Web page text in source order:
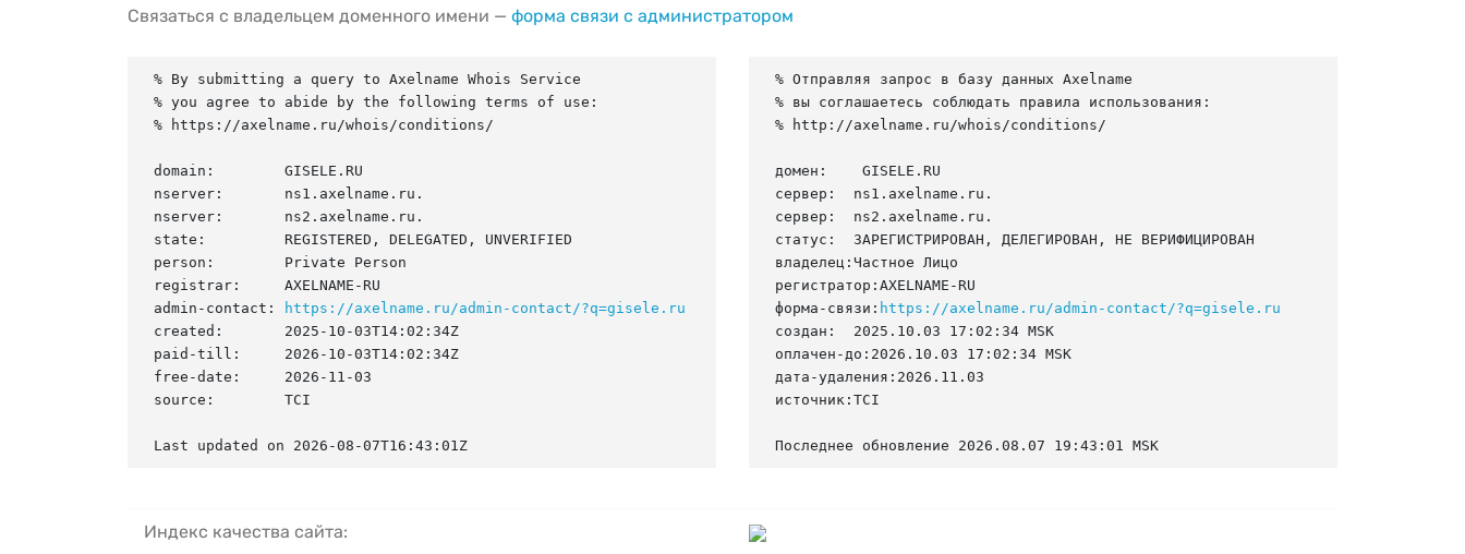
Связаться с владельцем доменного имени — форма связи с администратором
% By submitting a query to Axelname Whois Service
% you agree to abide by the following terms of use:
% https://axelname.ru/whois/conditions/
domain:        GISELE.RU
nserver:       ns1.axelname.ru.
nserver:       ns2.axelname.ru.
state:         REGISTERED, DELEGATED, UNVERIFIED
person:        Private Person
registrar:     AXELNAME-RU
admin-contact:
https://axelname.ru/admin-contact/?q=gisele.ru
created:       2025-10-03T14:02:34Z
paid-till:     2026-10-03T14:02:34Z
free-date:     2026-11-03
source:        TCI
Last updated on 2026-08-07T16:43:01Z
% Отправляя запрос в базу данных Axelname
% вы соглашаетесь соблюдать правила использования:
% http://axelname.ru/whois/conditions/
домен:    GISELE.RU
сервер:  ns1.axelname.ru.
сервер:  ns2.axelname.ru.
статус:  ЗАРЕГИСТРИРОВАН, ДЕЛЕГИРОВАН, НЕ ВЕРИФИЦИРОВАН
владелец:Частное Лицо
регистратор:AXELNAME-RU
форма-связи: https://axelname.ru/admin-contact/?q=gisele.ru
создан:  2025.10.03 17:02:34 MSK
оплачен-до:2026.10.03 17:02:34 MSK
дата-удаления:2026.11.03
источник:TCI
Последнее обновление 2026.08.07 19:43:01 MSK
Индекс качества сайта: